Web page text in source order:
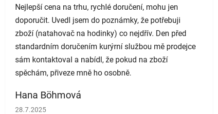
Nejlepší cena na trhu, rychlé doručení, mohu jen
doporučit. Uvedl jsem do poznámky, že potřebuji
zboží (natahovač na hodinky) co nejdřív. Den před
standardním doručením kurýrní službou mě prodejce
sám kontaktoval a nabídl, že pokud na zboží
spěchám, přiveze mně ho osobně.
Hana Böhmová
Hodnocení obchodu je 5 z 5 hvězdiček.
28.7.2025